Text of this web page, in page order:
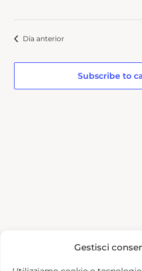
Gestisci
Día anterior
Subscribe to